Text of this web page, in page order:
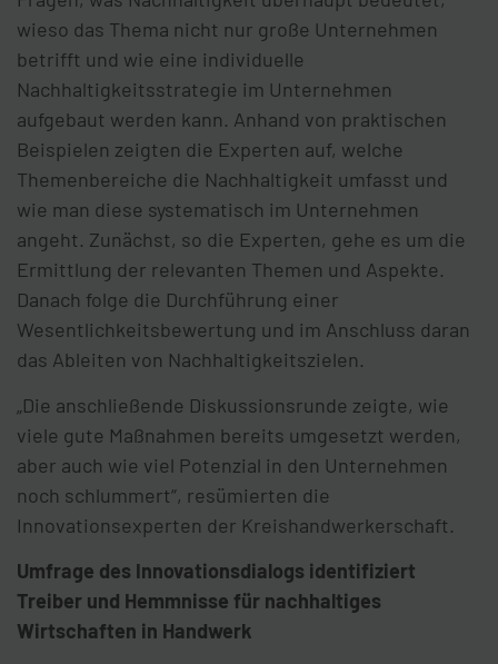
wieso das Thema nicht nur große Unternehmen
betrifft und wie eine individuelle
Nachhaltigkeitsstrategie im Unternehmen
aufgebaut werden kann. Anhand von praktischen
Beispielen zeigten die Experten auf, welche
Themenbereiche die Nachhaltigkeit umfasst und
wie man diese systematisch im Unternehmen
angeht. Zunächst, so die Experten, gehe es um die
Ermittlung der relevanten Themen und Aspekte.
Danach folge die Durchführung einer
Wesentlichkeitsbewertung und im Anschluss daran
das Ableiten von Nachhaltigkeitszielen.
„Die anschließende Diskussionsrunde zeigte, wie
viele gute Maßnahmen bereits umgesetzt werden,
aber auch wie viel Potenzial in den Unternehmen
noch schlummert“, resümierten die
Innovationsexperten der Kreishandwerkerschaft.
Umfrage des Innovationsdialogs identifiziert
Treiber und Hemmnisse für nachhaltiges
Wirtschaften in Handwerk